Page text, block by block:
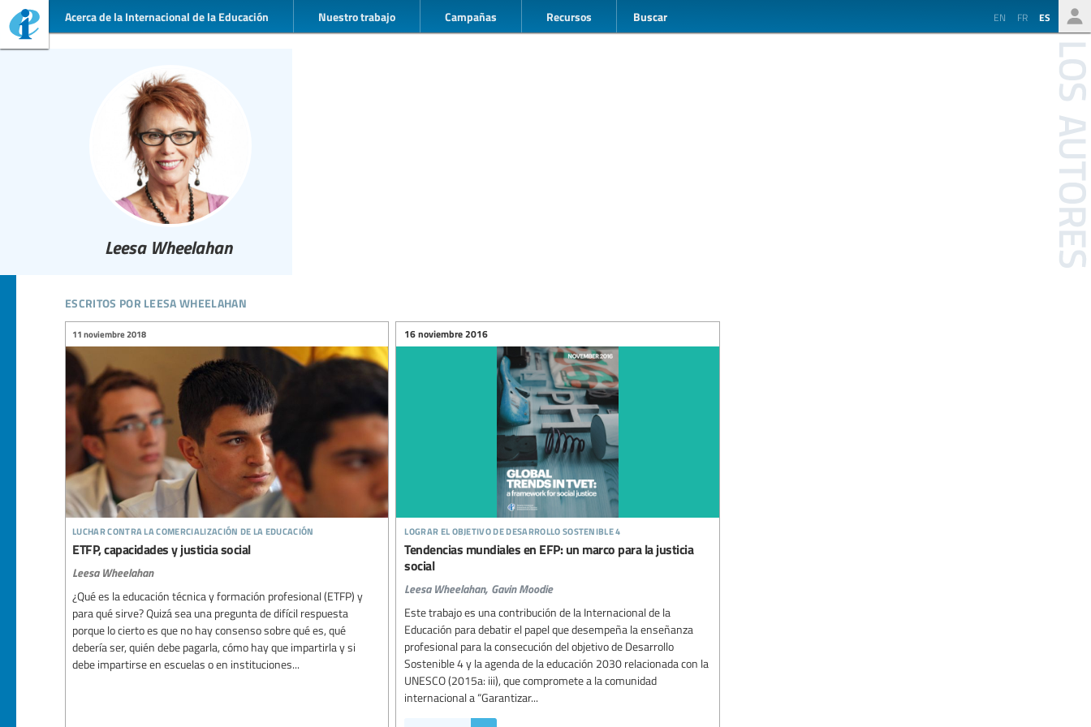
Acerca de la Internacional de la Educación Nuestro trabajo Campañas Recursos Buscar EN FR ES
Leesa Wheelahan
escritos por leesa wheelahan
luchar contra la comercialización de la educación
11 noviembre 2018
ETFP, capacidades y justicia social
Leesa Wheelahan
¿Qué es la educación técnica y formación profesional (ETFP) y
para qué sirve? Quizá sea una pregunta de difícil respuesta
porque lo cierto es que no hay consenso sobre qué es, qué
debería ser, quién debe pagarla, cómo hay que impartirla y si
debe impartirse en escuelas o en instituciones...
lograr el objetivo de desarrollo sostenible 4
Tendencias mundiales en EFP: un marco para la justicia
social
Leesa Wheelahan, Gavin Moodie
16 noviembre 2016
Este trabajo es una contribución de la Internacional de la
Educación para debatir el papel que desempeña la enseñanza
profesional para la consecución del objetivo de Desarrollo
Sostenible 4 y la agenda de la educación 2030 relacionada con la
UNESCO (2015a: iii), que compromete a la comunidad
internacional a “Garantizar...